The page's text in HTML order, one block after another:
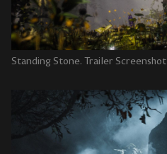
Standing Stone. Trailer Screenshot